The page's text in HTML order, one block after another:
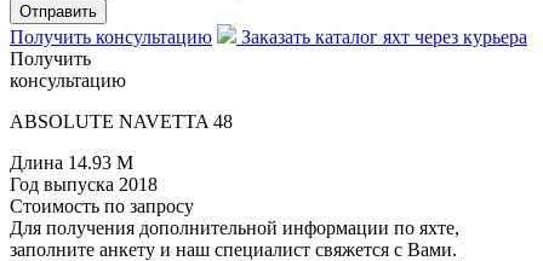
Отправить
Получить консультацию
Заказать каталог яхт через курьера
Получить
консультацию
ABSOLUTE NAVETTA 48
Длина 14.93 M
Год выпуска 2018
Стоимость по запросу
Для получения дополнительной информации по яхте,
заполните анкету и наш специалист свяжется с Вами.